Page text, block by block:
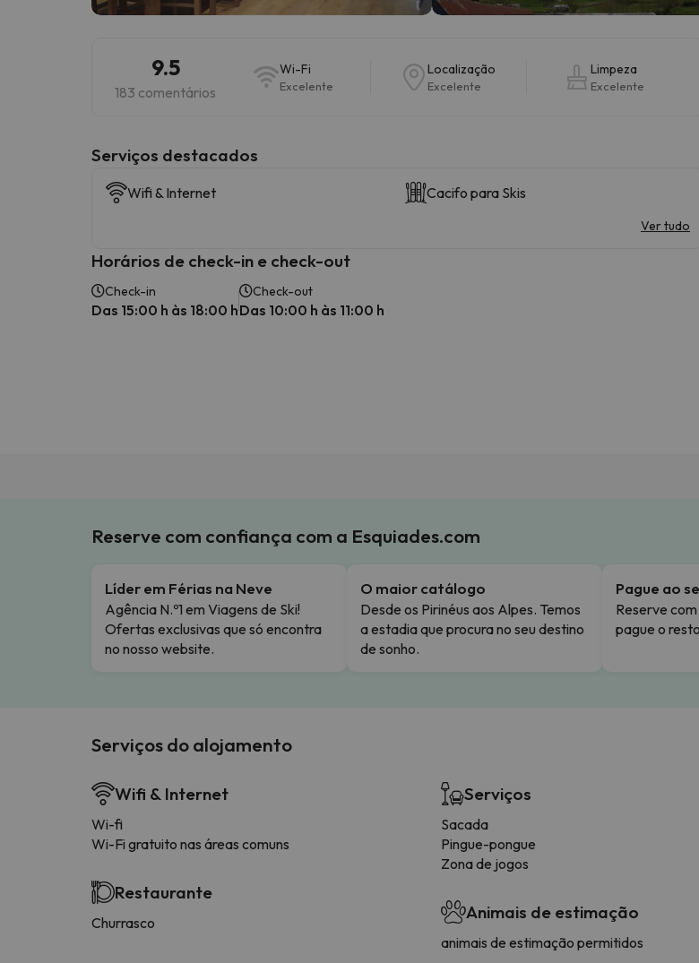
9.5
183 comentários
Wi-Fi
Excelente
Localização
Excelente
Limpeza
Excelente
Serviços destacados
Wifi & Internet Cacifo para Skis
Ver tudo
Horários de check-in e check-out
Check-in
Das 15:00 h às 18:00 h
Check-out
Das 10:00 h às 11:00 h
Reserve com confiança com a Esquiades.com
Líder em Férias na Neve
Agência N.º1 em Viagens de Ski!
Ofertas exclusivas que só encontra
no nosso website.
O maior catálogo
Desde os Pirinéus aos Alpes. Temos
a estadia que procura no seu destino
de sonho.
Pague ao
Reserve
pague o
Serviços do alojamento
Wifi & Internet
Wi-fi
Wi-Fi gratuito nas áreas comuns
Restaurante
Churrasco
Serviços
Sacada
Pingue-pongue
Zona de jogos
Animais de estimação
animais de estimação permitidos